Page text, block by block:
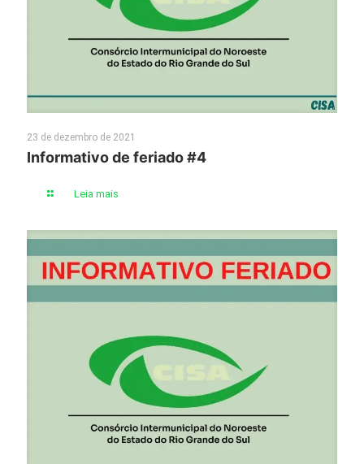
23 de dezembro de 2021
Informativo de feriado #4
Leia mais